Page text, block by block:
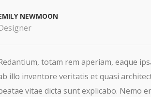
NEWMOON
totam rem aperiam, eaque
illo inventore veritatis et quasi
vitae dicta sunt explicabo. Nemo